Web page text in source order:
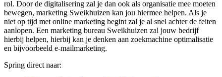
rol. Door de digitalisering zal je dan ook als organisatie mee moeten
bewegen, marketing Sweikhuizen kan jou hiermee helpen. Als je
niet op tijd met online marketing begint zal je al snel achter de feiten
aanlopen. Een marketing bureau Sweikhuizen zal jouw bedrijf
hierbij helpen, hierbij kan je denken aan zoekmachine optimalisatie
en bijvoorbeeld e-mailmarketing.
Spring direct naar: